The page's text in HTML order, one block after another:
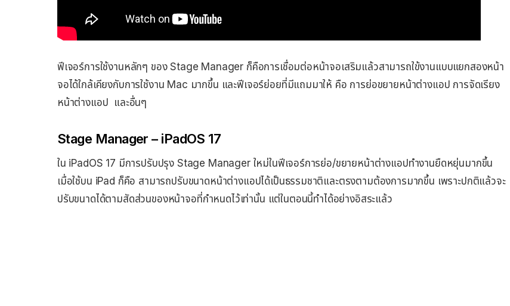
ฟีเจอร์การใช้งานหลักๆ ของ Stage Manager ก็คือการเชื่อมต่อหน้าจอเสริมแล้วสามารถใข้งานแบบแยกสองหน้า
จอได้ใกล้เคียงกับการใช้งาน Mac มากขึ้น และฟีเจอร์ย่อยที่มีแถมมาให้ คือ การย่อขยายหน้าต่างแอป การจัดเรียง
หน้าต่างแอป และอื่นๆ
Stage Manager – iPadOS 17
ใน iPadOS 17 มีการปรับปรุง Stage Manager ใหม่ในฟีเจอร์การย่อ/ขยายหน้าต่างแอปทำงานยืดหยุ่นมากขึ้น
เมื่อใช้บน iPad ก็คือ สามารถปรับขนาดหน้าต่างแอปได้เป็นธรรมชาติและตรงตามต้องการมากขึ้น เพราะปกติแล้วจะ
ปรับขนาดได้ตามสัดส่วนของหน้าจอที่กำหนดไว้เท่านั้น แต่ในตอนนี้ทำได้อย่างอิสระแล้ว